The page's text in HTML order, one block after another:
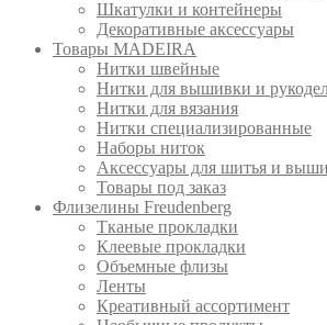
Шкатулки и контейнеры
Декоративные аксессуары
Товары MADEIRA
Нитки швейные
Нитки для вышивки и
Нитки для вязания
Нитки специализированные
Наборы ниток
Аксессуары для шитья и
Товары под заказ
Флизелины Freudenberg
Тканые прокладки
Клеевые прокладки
Объемные флизы
Ленты
Креативный ассортимент